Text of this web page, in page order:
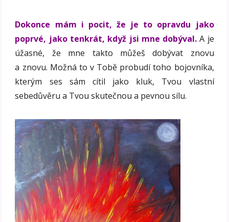
Dokonce mám i pocit, že je to opravdu jako
poprvé, jako tenkrát, když jsi mne dobýval. A je
úžasné, že mne takto můžeš dobývat znovu
a znovu. Možná to v Tobě probudí toho bojovníka,
kterým ses sám cítil jako kluk, Tvou vlastní
sebedůvěru a Tvou skutečnou a pevnou sílu.